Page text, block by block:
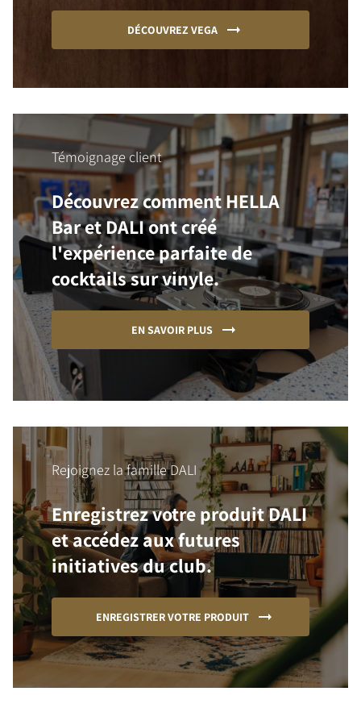
DÉCOUVREZ VEGA
Témoignage client
Découvrez comment HELLA
Bar et DALI ont créé
l'expérience parfaite de
cocktails sur vinyle.
EN SAVOIR PLUS
Rejoignez la famille DALI
Enregistrez votre produit DALI
et accédez aux futures
initiatives du club.
ENREGISTRER VOTRE PRODUIT